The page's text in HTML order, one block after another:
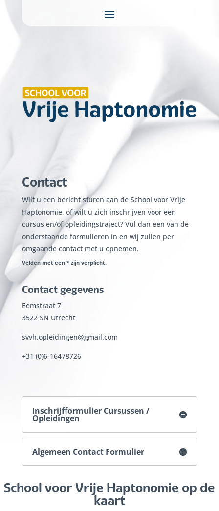
Contact
Wilt u een bericht sturen aan de School voor Vrije
Haptonomie, of wilt u zich inschrijven voor een
cursus en/of opleidingstraject? Vul dan een van de
onderstaande formulieren in en wij zullen per
omgaande contact met u opnemen.
Velden met een * zijn verplicht.
Contact gegevens
Eemstraat 7
3522 SN Utrecht
svvh.opleidingen@gmail.com
+31 (0)6-16478726
Inschrijfformulier Cursussen /
Opleidingen
Algemeen Contact Formulier
School voor Vrije Haptonomie op de
kaart